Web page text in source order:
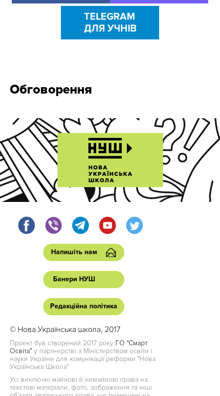
TELEGRAM
ДЛЯ УЧНІВ
Обговорення
Напишіть нам
Банери НУШ
Редакційна політика
© Нова Українська школа, 2017
Проект був створений 2017 року ГО "Смарт
Освіта" у партнерстві з Міністерством освіти і
науки України для комунікації реформи "Нова
Українська Школа"
Усі виключні майнові й немайнові права на
текстові матеріали, фото, зображення та інші